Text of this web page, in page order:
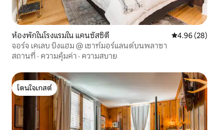
ห้องพักในโรงแรมใน แคนซัสซิตี คะแนนเฉลี่ย
4.96 (28)
จอร์จ เคเลบ บิงแฮม @ เซาท์มอร์แลนด์บนพลาซา
สถานที่ · ความคุ้มค่า · ความสบาย
โดนใจเกสต์
โดนใจเกสต์